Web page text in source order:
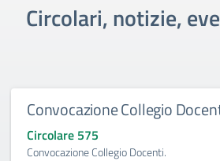
Circolari, notizie,
Convocazione Collegio
Circolare 575
Convocazione Collegio Docenti.